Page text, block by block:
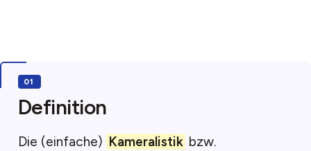
Definition
Die (einfache) Kameralistik bzw.